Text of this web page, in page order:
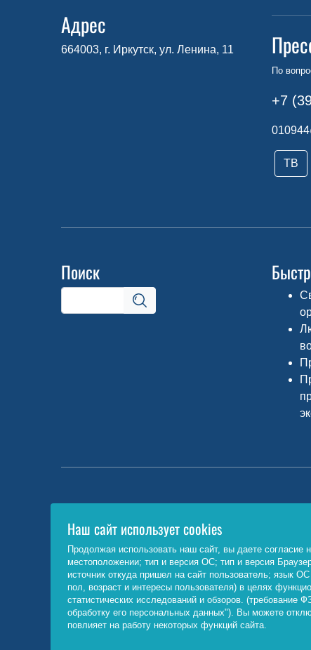
Адрес
664003, г. Иркутск, ул. Ленина, 11
По
+7
ТВ
Поиск
Министерство науки и высшего
образования РФ
http://www.minobrnauki.gov.ru/
©
Наш сайт использует cookies
Продолжая использовать наш сайт, вы даете согласие
местоположении; тип и версия ОС; тип и версия
источник откуда пришел на сайт пользователь; язык
пол, возраст и интересы пользователя) в целях
статистических исследований и обзоров.
обработку его персональных данных"). Вы можете
повлияет на работу некоторых функций сайта.